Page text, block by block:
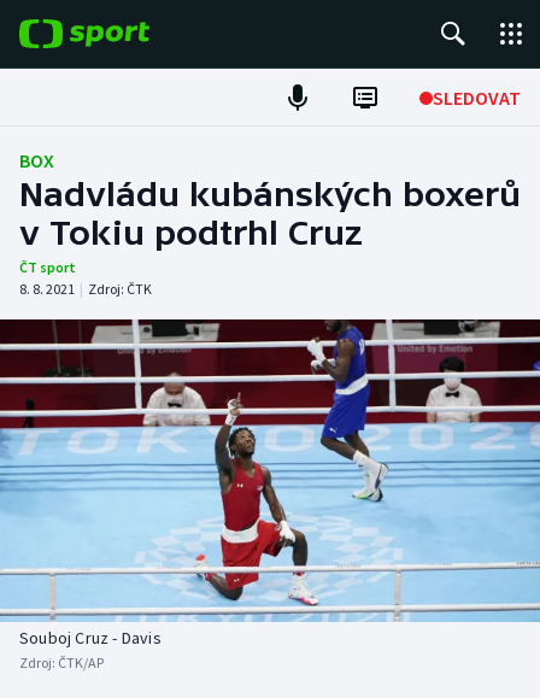
SLEDOVAT
Fotbal
Hokej
Tenis
Atletika
Cyklistika
DALŠÍ SPORTY
Baseball a softbal
Basketbal
Biatlon
Historické návraty
Aplikace ČT sport
BOX
Nadvládu kubánských boxerů
v Tokiu podtrhl Cruz
ČT sport
8. 8. 2021 | Zdroj: ČTK
Souboj Cruz - Davis
Zdroj: ČTK/AP